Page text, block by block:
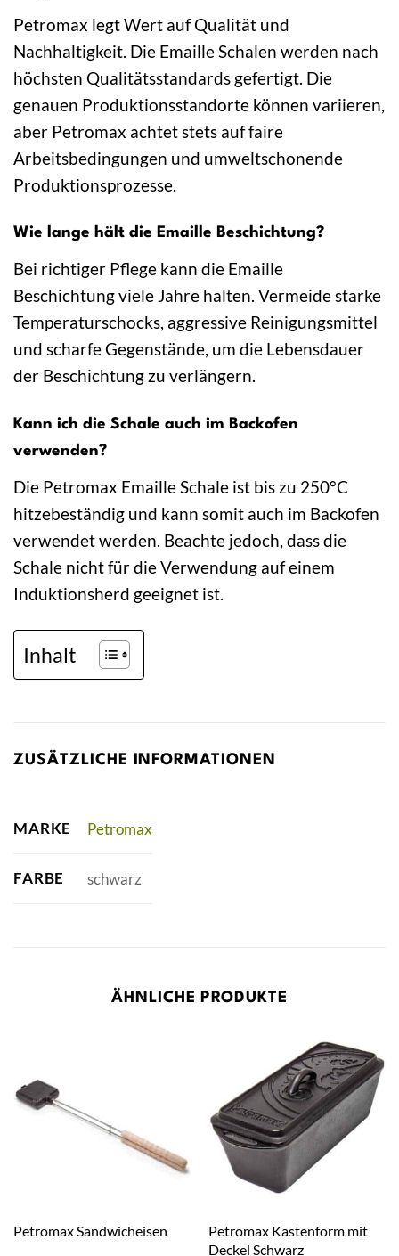
Petromax legt Wert auf Qualität und
Nachhaltigkeit. Die Emaille Schalen werden nach
höchsten Qualitätsstandards gefertigt. Die
genauen Produktionsstandorte können variieren,
aber Petromax achtet stets auf faire
Arbeitsbedingungen und umweltschonende
Produktionsprozesse.
Wie lange hält die Emaille Beschichtung?
Bei richtiger Pflege kann die Emaille
Beschichtung viele Jahre halten. Vermeide starke
Temperaturschocks, aggressive Reinigungsmittel
und scharfe Gegenstände, um die Lebensdauer
der Beschichtung zu verlängern.
Kann ich die Schale auch im Backofen
verwenden?
Die Petromax Emaille Schale ist bis zu 250°C
hitzebeständig und kann somit auch im Backofen
verwendet werden. Beachte jedoch, dass die
Schale nicht für die Verwendung auf einem
Induktionsherd geeignet ist.
Inhalt
ZUSÄTZLICHE INFORMATIONEN
MARKE Petromax
FARBE schwarz
ÄHNLICHE PRODUKTE
Petromax Sandwicheisen
Petromax Kastenform mit
Deckel Schwarz